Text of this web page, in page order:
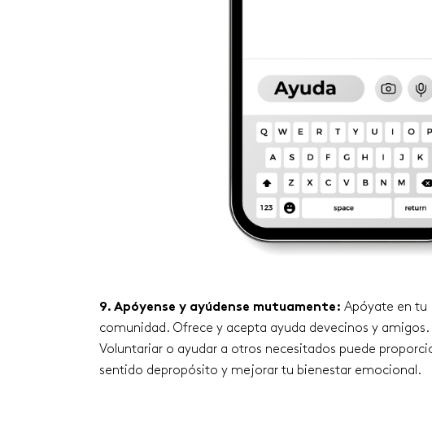
9. Apóyense y ayúdense mutuamente: Apóyate en tu
comunidad. Ofrece y acepta ayuda devecinos y amigos.
Voluntariar o ayudar a otros necesitados puede
sentido depropósito y mejorar tu bienestar emocional.